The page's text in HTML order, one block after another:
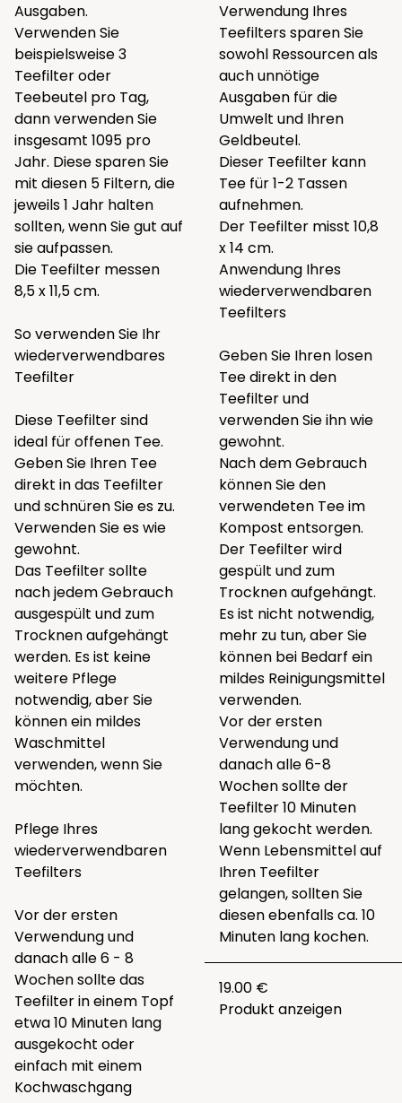
Ausgaben.
Verwenden Sie
beispielsweise 3
Teefilter oder
Teebeutel pro Tag,
dann verwenden Sie
insgesamt 1095 pro
Jahr. Diese sparen Sie
mit diesen 5 Filtern, die
jeweils 1 Jahr halten
sollten, wenn Sie gut auf
sie aufpassen.
Die Teefilter messen
8,5 x 11,5 cm.
So verwenden Sie Ihr
wiederverwendbares
Teefilter
Diese Teefilter sind
ideal für offenen Tee.
Geben Sie Ihren Tee
direkt in das Teefilter
und schnüren Sie es zu.
Verwenden Sie es wie
gewohnt.
Das Teefilter sollte
nach jedem Gebrauch
ausgespült und zum
Trocknen aufgehängt
werden. Es ist keine
weitere Pflege
notwendig, aber Sie
können ein mildes
Waschmittel
verwenden, wenn Sie
möchten.
Pflege Ihres
wiederverwendbaren
Teefilters
Vor der ersten
Verwendung und
danach alle 6 - 8
Wochen sollte das
Teefilter in einem Topf
etwa 10 Minuten lang
ausgekocht oder
einfach mit einem
Kochwaschgang
Verwendung Ihres
Teefilters sparen Sie
sowohl Ressourcen als
auch unnötige
Ausgaben für die
Umwelt und Ihren
Geldbeutel.
Dieser Teefilter kann
Tee für 1-2 Tassen
aufnehmen.
Der Teefilter misst 10,8
x 14 cm.
Anwendung Ihres
wiederverwendbaren
Teefilters
Geben Sie Ihren losen
Tee direkt in den
Teefilter und
verwenden Sie ihn wie
gewohnt.
Nach dem Gebrauch
können Sie den
verwendeten Tee im
Kompost entsorgen.
Der Teefilter wird
gespült und zum
Trocknen aufgehängt.
Es ist nicht notwendig,
mehr zu tun, aber Sie
können bei Bedarf ein
mildes Reinigungsmittel
verwenden.
Vor der ersten
Verwendung und
danach alle 6-8
Wochen sollte der
Teefilter 10 Minuten
lang gekocht werden.
Wenn Lebensmittel auf
Ihren Teefilter
gelangen, sollten Sie
diesen ebenfalls ca. 10
Minuten lang kochen.
19.00 €
Produkt anzeigen